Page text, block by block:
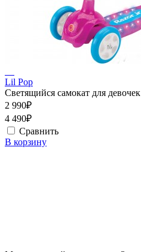
Lil Pop
Светящийся самокат для девочек
2 990₽
4 490₽
Сравнить
В корзину